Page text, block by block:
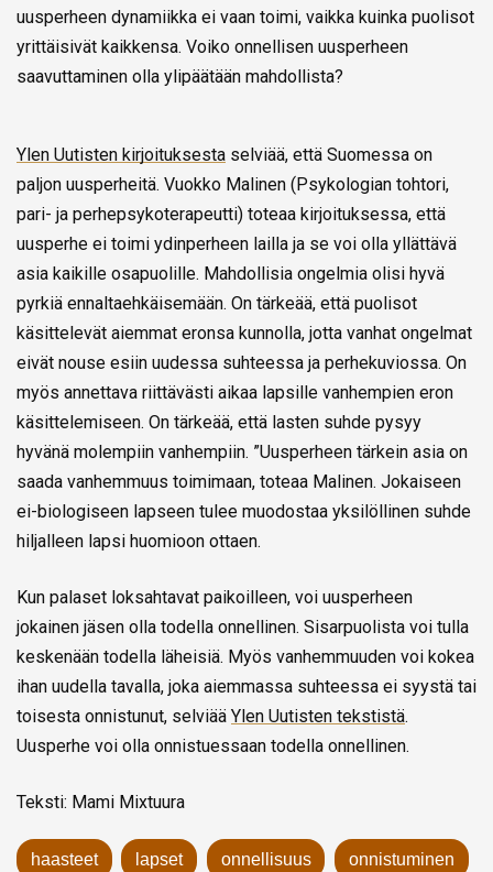
uusperheen dynamiikka ei vaan toimi, vaikka kuinka puolisot
yrittäisivät kaikkensa. Voiko onnellisen uusperheen
saavuttaminen olla ylipäätään mahdollista?
Ylen Uutisten kirjoituksesta selviää, että Suomessa on
paljon uusperheitä. Vuokko Malinen (Psykologian tohtori,
pari- ja perhepsykoterapeutti) toteaa kirjoituksessa, että
uusperhe ei toimi ydinperheen lailla ja se voi olla yllättävä
asia kaikille osapuolille. Mahdollisia ongelmia olisi hyvä
pyrkiä ennaltaehkäisemään. On tärkeää, että puolisot
käsittelevät aiemmat eronsa kunnolla, jotta vanhat ongelmat
eivät nouse esiin uudessa suhteessa ja perhekuviossa. On
myös annettava riittävästi aikaa lapsille vanhempien eron
käsittelemiseen. On tärkeää, että lasten suhde pysyy
hyvänä molempiin vanhempiin. ”Uusperheen tärkein asia on
saada vanhemmuus toimimaan, toteaa Malinen. Jokaiseen
ei-biologiseen lapseen tulee muodostaa yksilöllinen suhde
hiljalleen lapsi huomioon ottaen.
Kun palaset loksahtavat paikoilleen, voi uusperheen
jokainen jäsen olla todella onnellinen. Sisarpuolista voi tulla
keskenään todella läheisiä. Myös vanhemmuuden voi kokea
ihan uudella tavalla, joka aiemmassa suhteessa ei syystä tai
toisesta onnistunut, selviää Ylen Uutisten tekstistä.
Uusperhe voi olla onnistuessaan todella onnellinen.
Teksti: Mami Mixtuura
haasteet lapset onnellisuus onnistuminen